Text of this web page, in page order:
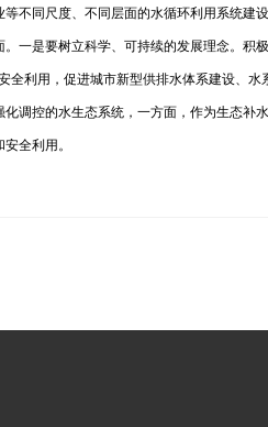
不同尺度、不同层面的水循环利用系统
。一是要树立科学、可持续的发展理念
全利用，促进城市新型供排水体系建设、
调控的水生态系统，一方面，作为生态
全利用。